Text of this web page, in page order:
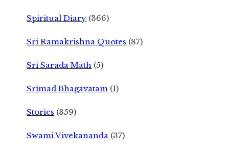
Spiritual Diary (366)
Sri Ramakrishna Quotes (87)
Sri Sarada Math (5)
Srimad Bhagavatam (1)
Stories (359)
Swami Vivekananda (37)